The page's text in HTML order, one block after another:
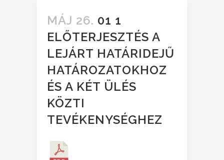
MÁJ 26. 01 1
ELŐTERJESZTÉS A
LEJÁRT HATÁRIDEJŰ
HATÁROZATOKHOZ
ÉS A KÉT ÜLÉS
KÖZTI
TEVÉKENYSÉGHEZ